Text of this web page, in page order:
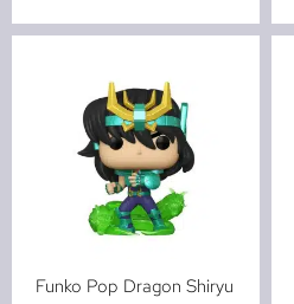
Funko Pop Dragon Shiryu